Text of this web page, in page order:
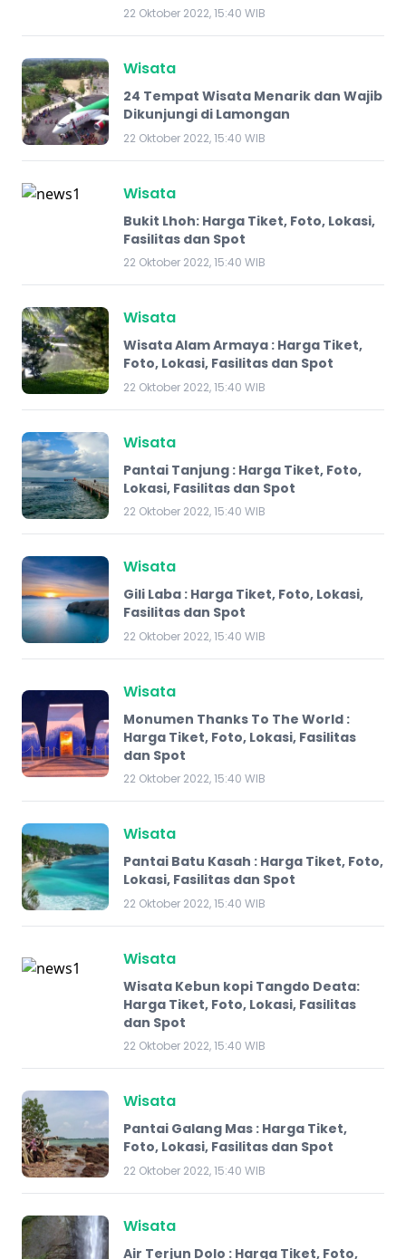
22 Oktober 2022, 15:40 WIB
Wisata
24 Tempat Wisata Menarik dan Wajib
Dikunjungi di Lamongan
22 Oktober 2022, 15:40 WIB
Wisata
Bukit Lhoh: Harga Tiket, Foto, Lokasi,
Fasilitas dan Spot
22 Oktober 2022, 15:40 WIB
Wisata
Wisata Alam Armaya : Harga Tiket,
Foto, Lokasi, Fasilitas dan Spot
22 Oktober 2022, 15:40 WIB
Wisata
Pantai Tanjung : Harga Tiket, Foto,
Lokasi, Fasilitas dan Spot
22 Oktober 2022, 15:40 WIB
Wisata
Gili Laba : Harga Tiket, Foto, Lokasi,
Fasilitas dan Spot
22 Oktober 2022, 15:40 WIB
Wisata
Monumen Thanks To The World :
Harga Tiket, Foto, Lokasi, Fasilitas
dan Spot
22 Oktober 2022, 15:40 WIB
Wisata
Pantai Batu Kasah : Harga Tiket, Foto,
Lokasi, Fasilitas dan Spot
22 Oktober 2022, 15:40 WIB
Wisata
Wisata Kebun kopi Tangdo Deata:
Harga Tiket, Foto, Lokasi, Fasilitas
dan Spot
22 Oktober 2022, 15:40 WIB
Wisata
Pantai Galang Mas : Harga Tiket,
Foto, Lokasi, Fasilitas dan Spot
22 Oktober 2022, 15:40 WIB
Wisata
Air Terjun Dolo : Harga Tiket, Foto,